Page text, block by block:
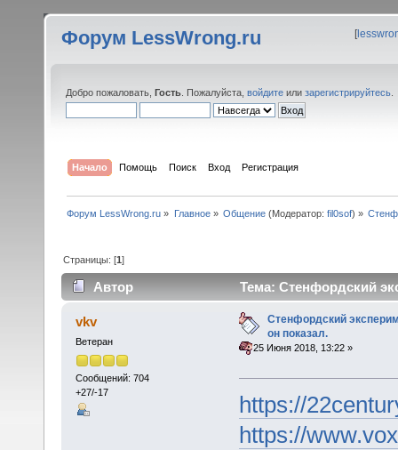
Форум LessWrong.ru [
Добро пожаловать, Гость . Пожалуйста, войдите или зарегистрируйтесь
Начало Помощь Поиск Вход Регистрация
Форум LessWrong.ru » Главное» Общение(Модератор: fil0sof) »
Страницы: [1]
Автор
Тема: Стенфордский
раз)
vkv
Ветеран
Сообщений: 704
+27/-17
Стенфордский
он показал.
«:25 Июня 2018, 13:22 »
https://
https://